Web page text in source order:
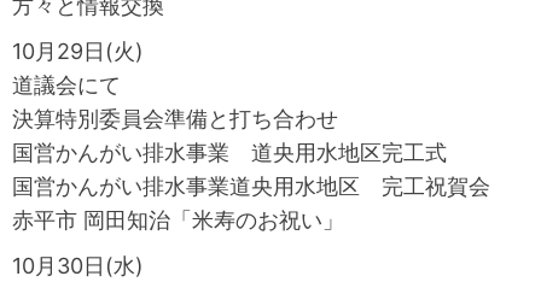
方々と情報交換
10月29日(火)
道議会にて
決算特別委員会準備と打ち合わせ
国営かんがい排水事業 道央用水地区完工式
国営かんがい排水事業道央用水地区 完工祝賀会
赤平市 岡田知治「米寿のお祝い」
10月30日(水)